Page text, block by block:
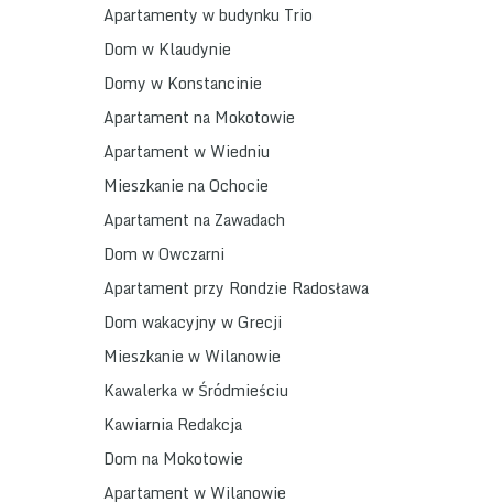
Apartamenty w budynku Trio
Dom w Klaudynie
Domy w Konstancinie
Apartament na Mokotowie
Apartament w Wiedniu
Mieszkanie na Ochocie
Apartament na Zawadach
Dom w Owczarni
Apartament przy Rondzie Radosława
Dom wakacyjny w Grecji
Mieszkanie w Wilanowie
Kawalerka w Śródmieściu
Kawiarnia Redakcja
Dom na Mokotowie
Apartament w Wilanowie